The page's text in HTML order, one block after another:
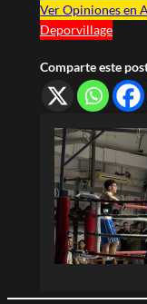
Ver Opiniones en
Deporvillage
Comparte este